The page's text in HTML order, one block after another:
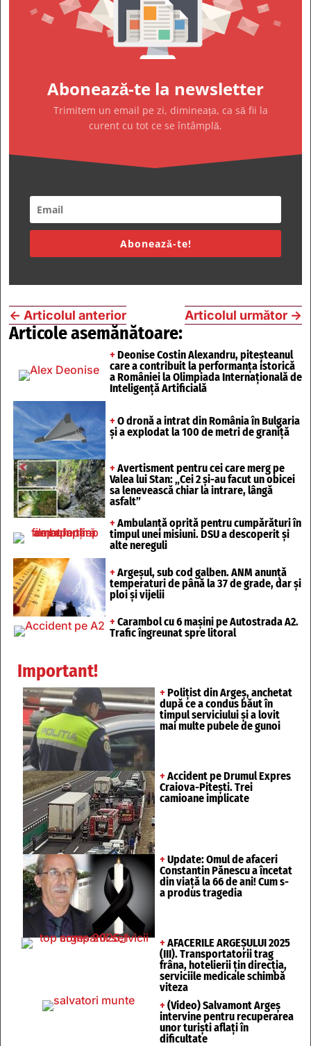
Abonează-te la newsletter
Trimitem un email pe zi, dimineața, ca să fii la
curent cu tot ce se întâmplă.
Abonează-te!
← Articolul anterior Articolul următor →
Articole asemănătoare:
+ Deonise Costin Alexandru, piteșteanul
care a contribuit la performanța istorică
a României la Olimpiada Internațională de
Inteligență Artificială
+ O dronă a intrat din România în Bulgaria
și a explodat la 100 de metri de graniță
+ Avertisment pentru cei care merg pe
Valea lui Stan: „Cei 2 și-au facut un obicei
sa lenevească chiar la intrare, lângă
asfalt”
+ Ambulanță oprită pentru cumpărături în
timpul unei misiuni. DSU a descoperit și
alte nereguli
+ Argeșul, sub cod galben. ANM anunță
temperaturi de până la 37 de grade, dar și
ploi și vijelii
+ Carambol cu 6 mașini pe Autostrada A2.
Trafic îngreunat spre litoral
Important!
+ Polițist din Argeș, anchetat
după ce a condus băut în
timpul serviciului și a lovit
mai multe pubele de gunoi
+ Accident pe Drumul Expres
Craiova-Pitești. Trei
camioane implicate
+ Update: Omul de afaceri
Constantin Pănescu a încetat
din viață la 66 de ani! Cum s-
a produs tragedia
+ AFACERILE ARGEȘULUI 2025
(III). Transportatorii trag
frâna, hotelierii țin direcția,
serviciile medicale schimbă
viteza
+ (Video) Salvamont Argeș
intervine pentru recuperarea
unor turişti aflaţi în
dificultate